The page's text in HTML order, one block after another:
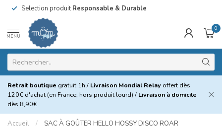
Selection produitResponsable & Durable
MENU
0
Retrait boutique gratuit 1h / Livraison Mondial Relay offert dès
120€ d'achat (en France, hors produit lourd) / Livraison à domicile
dès 8,90€
Accueil / SAC À GOÛTER HELLO HOSSY DISCO ROAR